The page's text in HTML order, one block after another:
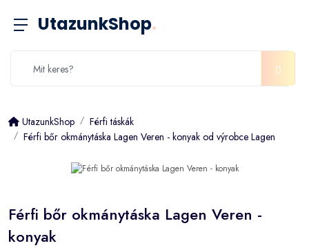
UtazunkShop.
UtazunkShop
Férfi táskák
Férfi bőr okmánytáska Lagen Veren - konyak od výrobce Lagen
Férfi bőr okmánytáska Lagen Veren -
konyak